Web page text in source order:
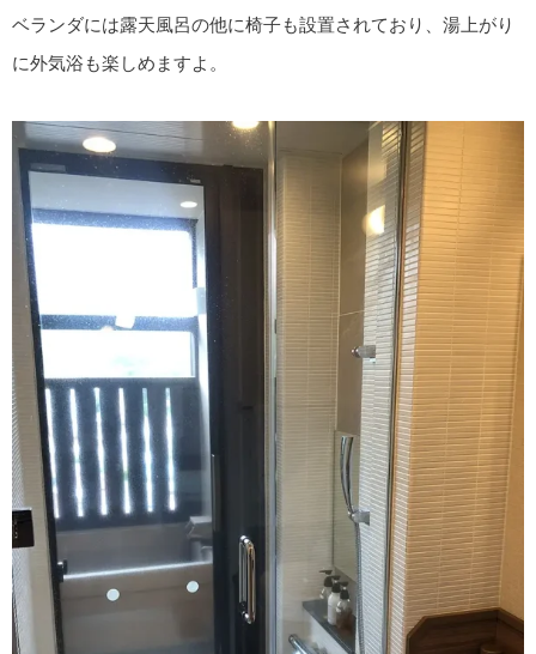
ベランダには露天風呂の他に椅子も設置されており、湯上がり
に外気浴も楽しめますよ。